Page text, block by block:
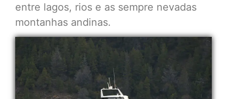
entre lagos, rios e as sempre nevadas
montanhas andinas.